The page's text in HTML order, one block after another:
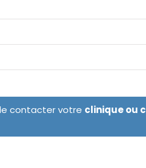
contacter votre clinique ou